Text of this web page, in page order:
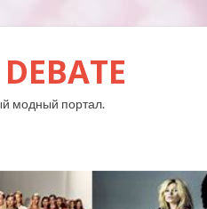
модный портал.